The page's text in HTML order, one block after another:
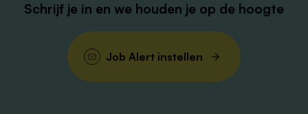
waar techniek nooit stilstaat. Je schakelt tussen
en jouw voorbereiding bepaalt of onze
met vakmensen die jouw technische inzicht
écht het verschil maken voor onze klanten in de
Schrijf je in en we houden je op de hoogte
Job Alert instellen